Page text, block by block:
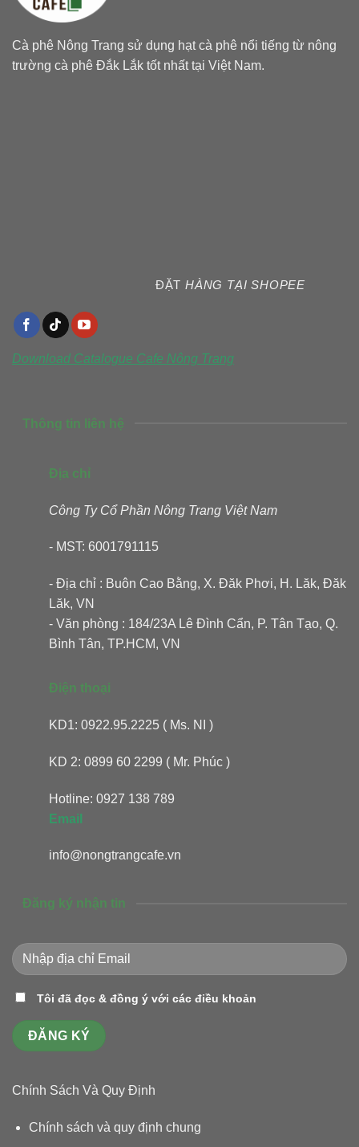
Cà phê Nông Trang sử dụng hạt cà phê nổi tiếng từ nông
trường cà phê Đắk Lắk tốt nhất tại Việt Nam.
ĐẶT HÀNG TẠI SHOPEE
Download Catalogue Cafe Nông Trang
Thông tin liên hệ
Địa chỉ
Công Ty Cổ Phần Nông Trang Việt Nam
- MST: 6001791115
- Địa chỉ : Buôn Cao Bằng, X. Đăk Phơi, H. Lăk, Đăk
Lăk, VN
- Văn phòng : 184/23A Lê Đình Cẩn, P. Tân Tạo, Q.
Bình Tân, TP.HCM, VN
Điện thoại
KD1: 0922.95.2225 ( Ms. NI )
KD 2: 0899 60 2299 ( Mr. Phúc )
Hotline: 0927 138 789
Email
info@nongtrangcafe.vn
Đăng ký nhận tin
Tôi đã đọc & đồng ý với các điều khoản
Chính Sách Và Quy Định
Chính sách và quy định chung